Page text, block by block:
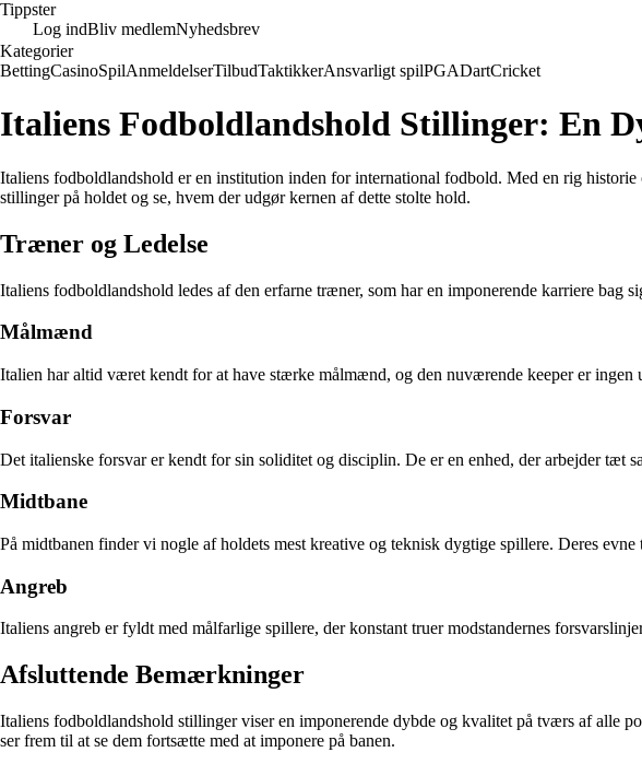
Tippster
Log indBliv medlemNyhedsbrev
Kategorier
BettingCasinoSpilAnmeldelserTilbudTaktikkerAnsvarligt spilPGADartCricket
Italiens Fodboldlandshold Stillinger: En
Italiens fodboldlandshold er en institution inden for international fodbold. Med en rig
stillinger på holdet og se, hvem der udgør kernen af dette stolte hold.
Træner og Ledelse
Italiens fodboldlandshold ledes af den erfarne træner, som har en imponerende karriere
Målmænd
Italien har altid været kendt for at have stærke målmænd, og den nuværende keeper er ingen
Forsvar
Det italienske forsvar er kendt for sin soliditet og disciplin. De er en enhed, der arbejder tæt
Midtbane
På midtbanen finder vi nogle af holdets mest kreative og teknisk dygtige spillere. Deres
Angreb
Italiens angreb er fyldt med målfarlige spillere, der konstant truer modstandernes
Afsluttende Bemærkninger
Italiens fodboldlandshold stillinger viser en imponerende dybde og kvalitet på tværs af alle
ser frem til at se dem fortsætte med at imponere på banen.